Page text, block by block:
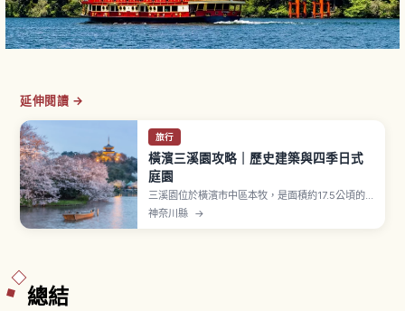
延伸閱讀 →
旅行
橫濱三溪園攻略｜歷史建築與四季日式
庭園
三溪園位於橫濱市中區本牧，是面積約17.5公頃的
廣闊日本庭園。由實業家原富太郎（號三溪）建
神奈川縣 →
總結